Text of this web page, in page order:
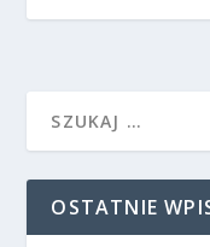
OSTATNIE